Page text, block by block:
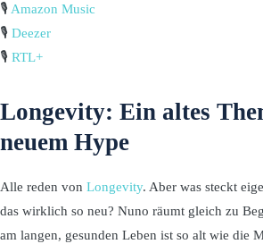
🎙️Amazon Music
🎙️ Deezer
🎙️ RTL+
Longevity: Ein altes
neuem Hype
Alle reden von Longevity. Aber was steckt
das wirklich so neu? Nuno räumt gleich zu
am langen, gesunden Leben ist so alt wie die